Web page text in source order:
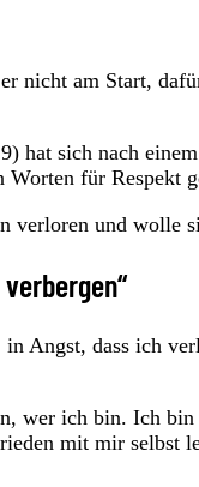
nicht am Start,
hat sich nach
Worten für Respekt
verloren und wolle
Angst, dass ich
wer ich bin. Ich
mit mir selbst